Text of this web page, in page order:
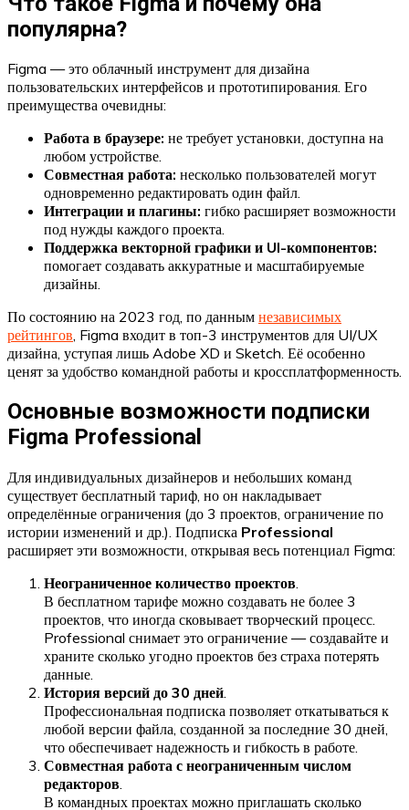
популярна?
Figma — это облачный инструмент для дизайна
пользовательских интерфейсов и прототипирования. Его
преимущества очевидны:
Работа в браузере: не требует установки, доступна на
любом устройстве.
Совместная работа: несколько пользователей могут
одновременно редактировать один файл.
Интеграции и плагины: гибко расширяет возможности
под нужды каждого проекта.
Поддержка векторной графики и UI-компонентов:
помогает создавать аккуратные и масштабируемые
дизайны.
По состоянию на 2023 год, по данным независимых
рейтингов, Figma входит в топ-3 инструментов для UI/UX
дизайна, уступая лишь Adobe XD и Sketch. Её особенно
ценят за удобство командной работы и кроссплатформенность.
Основные возможности подписки
Figma Professional
Для индивидуальных дизайнеров и небольших команд
существует бесплатный тариф, но он накладывает
определённые ограничения (до 3 проектов, ограничение по
истории изменений и др.). Подписка Professional
расширяет эти возможности, открывая весь потенциал Figma:
Неограниченное количество проектов.
В бесплатном тарифе можно создавать не более 3
проектов, что иногда сковывает творческий процесс.
Professional снимает это ограничение — создавайте и
храните сколько угодно проектов без страха потерять
данные.
История версий до 30 дней.
Профессиональная подписка позволяет откатываться к
любой версии файла, созданной за последние 30 дней,
что обеспечивает надежность и гибкость в работе.
Совместная работа с неограниченным числом
редакторов.
В командных проектах можно приглашать сколько